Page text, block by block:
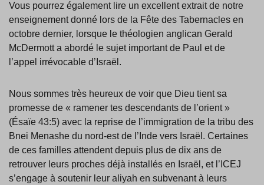
Vous pourrez également lire un excellent extrait de notre
enseignement donné lors de la Fête des Tabernacles en
octobre dernier, lorsque le théologien anglican Gerald
McDermott a abordé le sujet important de Paul et de
l’appel irrévocable d’Israël.
Nous sommes très heureux de voir que Dieu tient sa
promesse de « ramener tes descendants de l’orient »
(Ésaïe 43:5) avec la reprise de l’immigration de la tribu des
Bnei Menashe du nord-est de l’Inde vers Israël. Certaines
de ces familles attendent depuis plus de dix ans de
retrouver leurs proches déjà installés en Israël, et l’ICEJ
s’engage à soutenir leur aliyah en subvenant à leurs